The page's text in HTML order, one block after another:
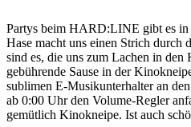
Partys beim HARD:LINE gibt es in
Hase macht uns einen Strich durch
sind es, die uns zum Lachen in den
gebührende Sause in der
sublimen E-Musikunterhalter an
ab 0:00 Uhr den Volume-Regler
gemütlich Kinokneipe. Ist auch